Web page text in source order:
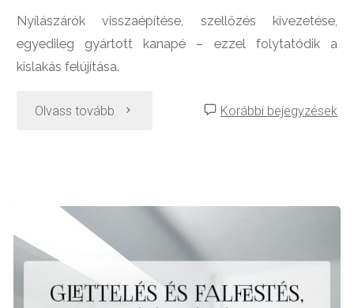
Nyílászárók visszaépítése, szellőzés kivezetése,
egyedileg gyártott kanapé – ezzel folytatódik a
kislakás felújítása.
Olvass tovább "Épül-
és
itt
Korábbi bejegyzések